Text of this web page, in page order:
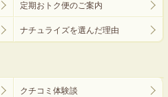
定期おトク便のご案内
ナチュライズを選んだ理由
クチコミ体験談